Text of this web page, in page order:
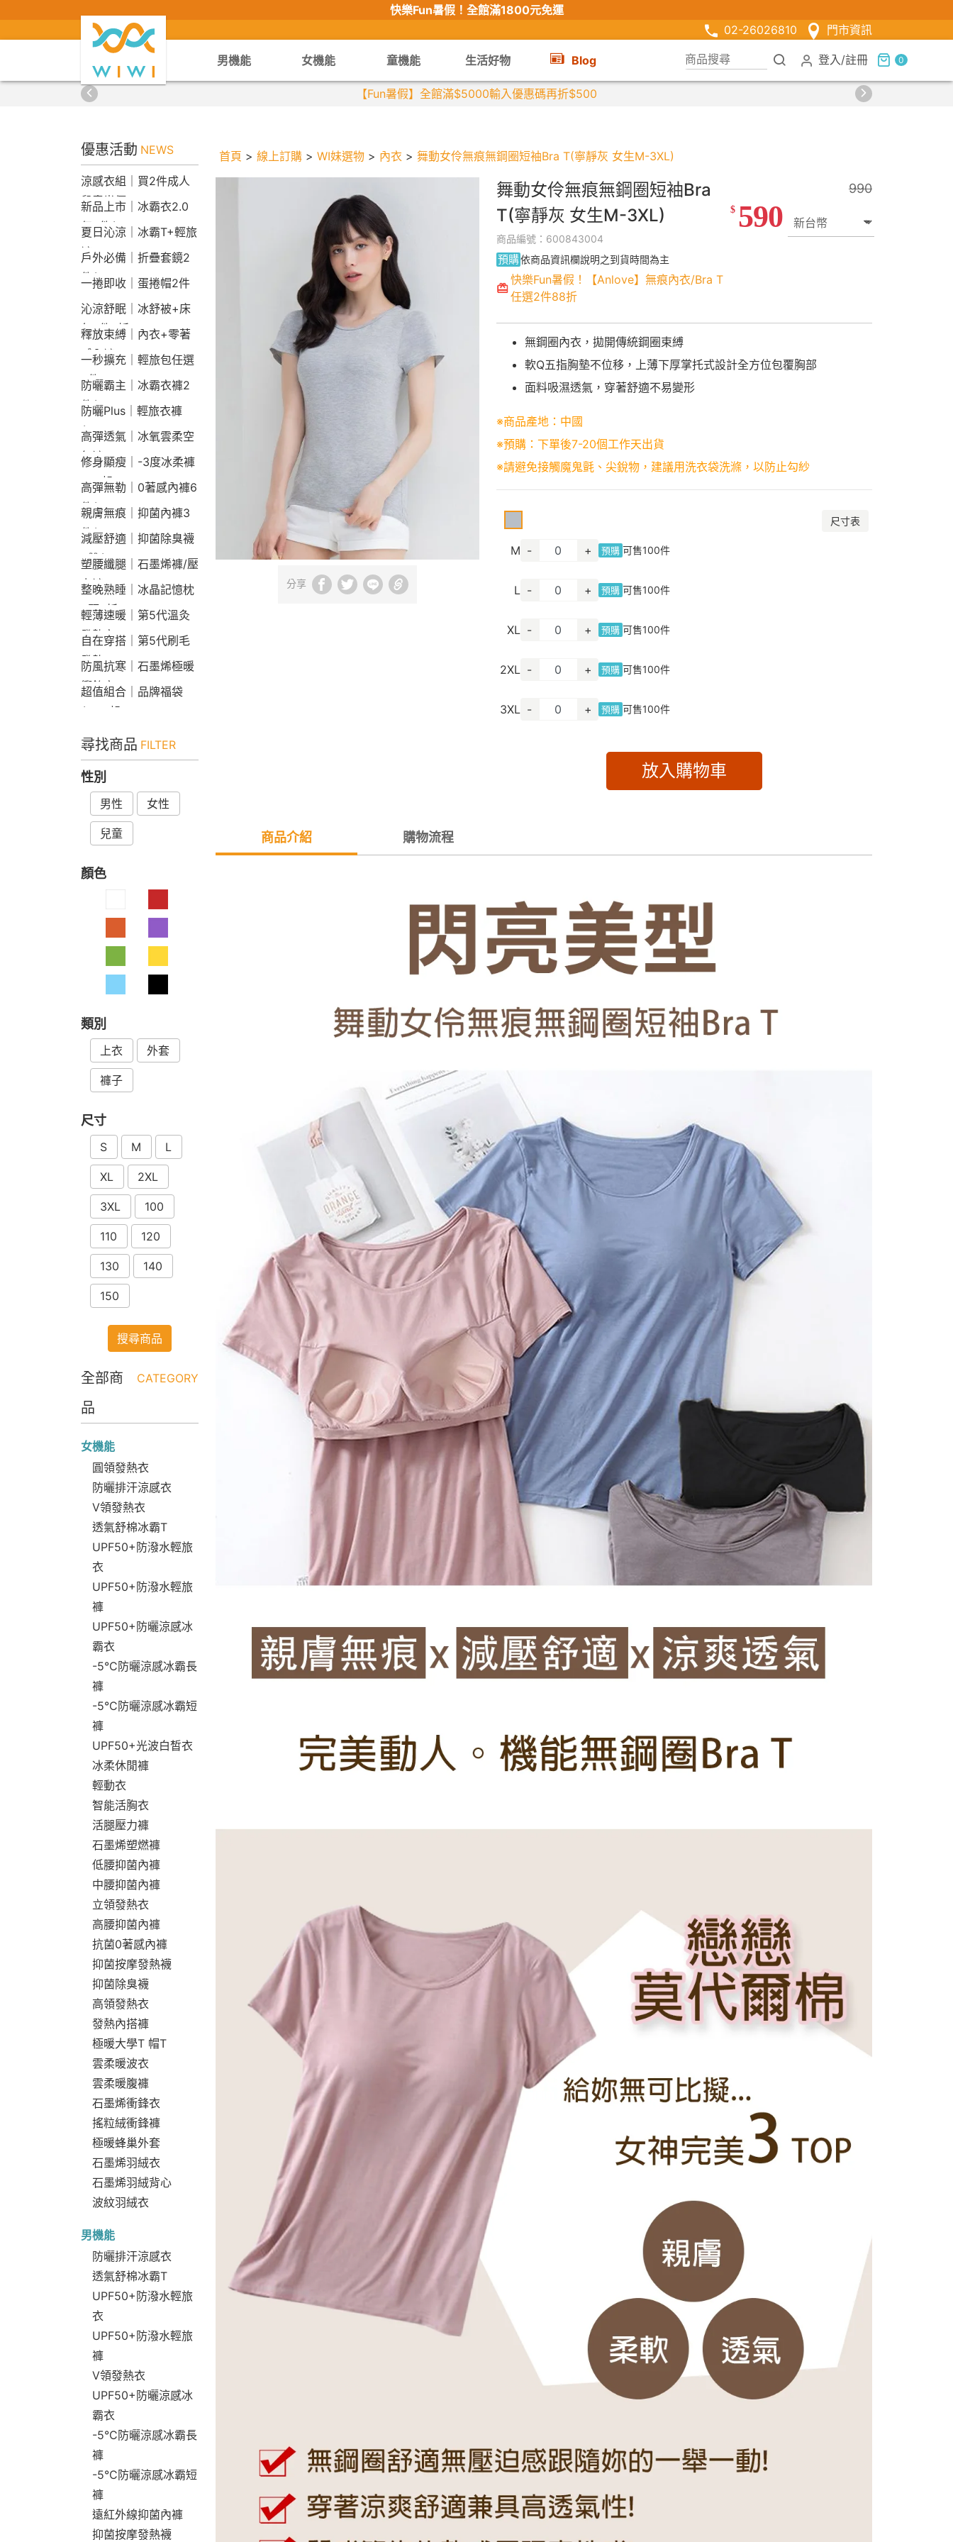
快樂Fun暑假！ 全館滿1800元免運
02-26026810
門市資訊
男機能 女機能 童機能 生活好物 Blog 登入 /註冊 0
【限時組合】買2件涼感衣享兒童半價
優惠活動 NEWS
涼感衣組｜買2件成人
兒童半價
新品上市｜冰霸衣2.0
任2件$2290
夏日沁涼｜冰霸T+輕旅
褲
戶外必備｜折疊套鏡2
件$1790
一捲即收｜蛋捲帽2件
1790
沁涼舒眠｜冰舒被+床
包2件9折
釋放束縛｜內衣+零著
感內褲
一秒擴充｜輕旅包任選
2件2190
防曬霸主｜冰霸衣褲2
件$1790
防曬Plus｜輕旅衣褲
$2190
高彈透氣｜冰氧雲柔空
氣褲
修身顯瘦｜-3度冰柔褲
790起
高彈無勒｜0著感內褲6
件$1290
親膚無痕｜抑菌內褲3
件$790
減壓舒適｜抑菌除臭襪
3雙$660
塑腰纖腿｜石墨烯褲/壓
力褲
整晚熟睡｜冰晶記憶枕
2顆9折
輕薄速暖｜第5代溫灸
發熱衣
自在穿搭｜第5代刷毛
發熱Bra T
防風抗寒｜石墨烯極暖
衝鋒衣
超值組合｜品牌福袋
$599起
尋找商品 FILTER
性別
男性 女性
兒童
顏色
類別
上衣 外套
褲子
尺寸
S M L
XL 2XL
3XL 100
110 120
130 140
150
搜尋商品
全部商
品
CATEGORY
女機能
圓領發熱衣
防曬排汗涼感衣
V領發熱衣
透氣舒棉冰霸T
UPF50+防潑水輕旅
衣
UPF50+防潑水輕旅
褲
UPF50+防曬涼感冰
霸衣
-5°C防曬涼感冰霸長
褲
-5°C防曬涼感冰霸短
褲
UPF50+光波白皙衣
冰柔休閒褲
輕動衣
智能活胸衣
活腿壓力褲
石墨烯塑燃褲
低腰抑菌內褲
中腰抑菌內褲
立領發熱衣
高腰抑菌內褲
抗菌0著感內褲
抑菌按摩發熱襪
抑菌除臭襪
高領發熱衣
發熱內搭褲
極暖大學T 帽T
雲柔暖波衣
雲柔暖腹褲
石墨烯衝鋒衣
搖粒絨衝鋒褲
極暖蜂巢外套
石墨烯羽絨衣
石墨烯羽絨背心
波紋羽絨衣
男機能
防曬排汗涼感衣
透氣舒棉冰霸T
UPF50+防潑水輕旅
衣
UPF50+防潑水輕旅
褲
V領發熱衣
UPF50+防曬涼感冰
霸衣
-5°C防曬涼感冰霸長
褲
-5°C防曬涼感冰霸短
褲
遠紅外線抑菌內褲
抑菌按摩發熱襪
首頁 > 線上訂購 > WI妹選物 > 內衣 > 舞動女伶無痕無鋼圈短袖Bra T(寧靜灰 女生M-3XL)
分享
舞動女伶無痕無鋼圈短袖Bra
T(寧靜灰 女生M-3XL)
商品編號：600843004
預購依商品資訊欄說明之到貨時間為主
快樂Fun暑假！【Anlove】無痕內衣/Bra T
任選2件88折
990
$ 590
無鋼圈內衣，拋開傳統鋼圈束縛
軟Q五指胸墊不位移，上薄下厚掌托式設計全方位包覆胸部
面料吸濕透氣，穿著舒適不易變形
※商品產地：中國
※預購：下單後7-20個工作天出貨
※請避免接觸魔鬼氈、尖銳物，建議用洗衣袋洗滌，以防止勾紗
尺寸表
M - + 預購 可售100件
L - + 預購 可售100件
XL - + 預購 可售100件
2XL - + 預購 可售100件
3XL - + 預購 可售100件
放入購物車
商品介紹 購物流程